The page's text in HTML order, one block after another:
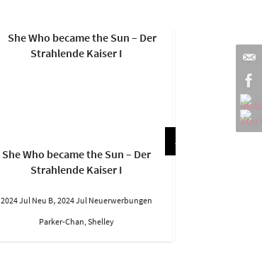
She Who became the Sun – Der
Strahlende Kaiser I
2024 Jul Neu B, 2024 Jul Neuerwerbungen
Parker-Chan, Shelley